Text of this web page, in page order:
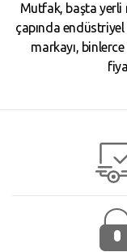
Mutfak, başta yerli
çapında
markayı,